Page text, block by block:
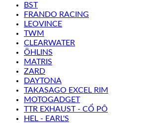
BST
FRANDO RACING
LEOVINCE
TWM
CLEARWATER
ÖHLINS
MATRIS
ZARD
DAYTONA
TAKASAGO EXCEL RIM
MOTOGADGET
TTR EXHAUST - CỔ PÔ
HEL - EARL'S